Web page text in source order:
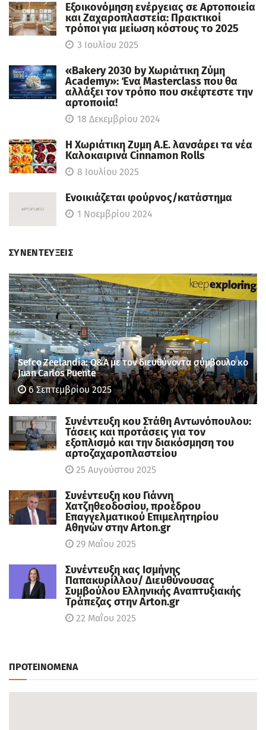
Εξοικονόμηση ενέργειας σε Αρτοποιεία
και Ζαχαροπλαστεία: Πρακτικοί
τρόποι για μείωση κόστους το 2025
3 Ιουλίου 2025
«Bakery 2030 by Χωριάτικη Ζύμη
Academy»: Ένα Masterclass που θα
αλλάξει τον τρόπο που σκέφτεστε την
αρτοποιία!
18 Δεκεμβρίου 2024
Η Χωριάτικη Ζυμη Α.Ε. λανσάρει τα νέα
Καλοκαιρινά Cinnamon Rolls
8 Ιουλίου 2025
Ενοικιάζεται φούρνος/κατάστημα
1 Νοεμβρίου 2024
ΣΥΝΕΝΤΕΥΞΕΙΣ
Sefco Zeelandia: Q&A με τον διευθύνοντα σύμβουλο κο
Juan Carlos Puente
6 Σεπτεμβρίου 2025
Συνέντευξη κου Στάθη Αντωνόπουλου:
Τάσεις και προτάσεις για τον
εξοπλισμό και την διακόσμηση του
αρτοζαχαροπλαστείου
25 Αυγούστου 2025
Συνέντευξη κου Γιάννη
Χατζηθεοδοσίου, πρoέδρου
Επαγγελματικού Επιμελητηρίου
Αθηνών στην Arton.gr
29 Μαΐου 2025
Συνέντευξη κας Ισμήνης
Παπακυρίλλου/ Διευθύνουσας
Συμβούλου Ελληνικής Αναπτυξιακής
Τράπεζας στην Arton.gr
22 Μαΐου 2025
ΠΡΟΤΕΙΝΟΜΕΝΑ